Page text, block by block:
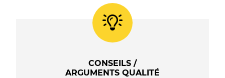
CONSEILS /
ARGUMENTS QUALITÉ